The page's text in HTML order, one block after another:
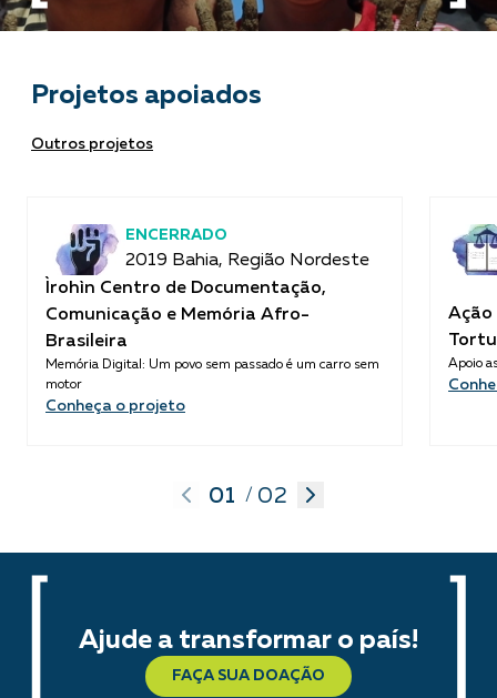
Projetos apoiados
Outros projetos
ENCERRADO
2019 Bahia, Região Nordeste
Ìrohìn Centro de Documentação,
Comunicação e Memória Afro-
Brasileira
Memória Digital: Um povo sem passado é um carro sem
motor
Conheça o projeto
Ação
Apoio
01 / 02
Ajude a transformar o país!
FAÇA SUA DOAÇÃO